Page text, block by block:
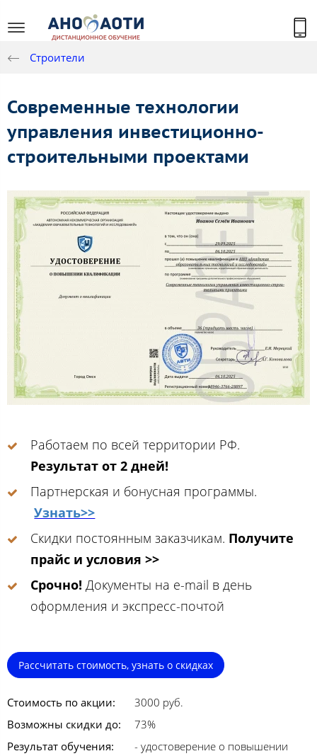
Строители
Современные технологии
управления инвестиционно-
строительными проектами
Работаем по всей территории РФ.
Результат от 2 дней!
Партнерская и бонусная программы.
Узнать>>
Скидки постоянным заказчикам. Получите
прайс и условия >>
Срочно! Документы на e-mail в день
оформления и экспресс-почтой
Рассчитать стоимость, узнать о скидках
Стоимость по акции:
3000 руб.
Возможны скидки до:
73%
Результат обучения:
- удостоверение о повышении